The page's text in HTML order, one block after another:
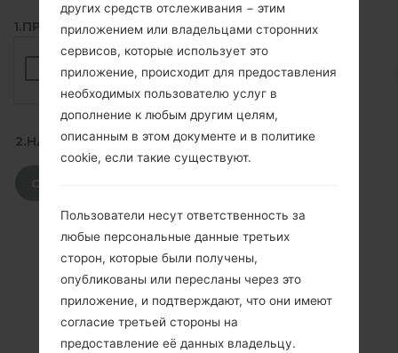
1.ПРОВЕРИТЬ НАЛИЧИЕ RECAPTCHA
2.НАЖМИТЕ, ЧТОБЫ СКАЧАТЬ
других средств отслеживания − этим
приложением или владельцами сторонних
сервисов, которые использует это
приложение, происходит для предоставления
необходимых пользователю услуг в
дополнение к любым другим целям,
описанным в этом документе и в политике
cookie, если такие существуют.
Пользователи несут ответственность за
любые персональные данные третьих
сторон, которые были получены,
опубликованы или пересланы через это
приложение, и подтверждают, что они имеют
согласие третьей стороны на
предоставление её данных владельцу.